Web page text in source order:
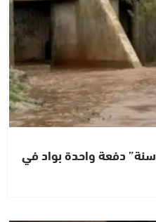
تازة : غرق شقيقين “06 و08 سنة” دفعة واحدة بواد في